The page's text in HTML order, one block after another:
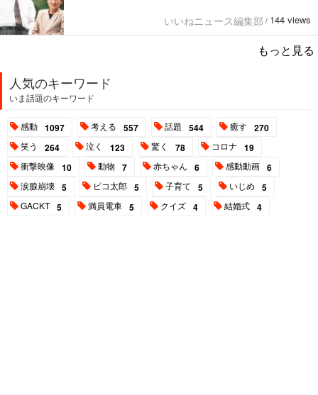
いいねニュース編集部 / 144 views
もっと見る
人気のキーワード
いま話題のキーワード
感動 1097 考える 557 話題 544 癒す 270
笑う 264 泣く 123 驚く 78 コロナ 19
衝撃映像 10 動物 7 赤ちゃん 6 感動動画 6
涙腺崩壊 5 ピコ太郎 5 子育て 5 いじめ 5
GACKT 5 満員電車 5 クイズ 4 結婚式 4